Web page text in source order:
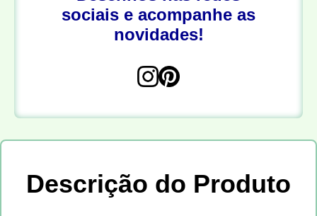
sociais e acompanhe as
novidades!
Descrição do Produto